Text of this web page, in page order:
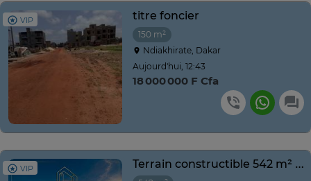
VIP titre foncier
150 m²
Ndiakhirate, Dakar
Aujourd'hui, 12:43
18 000 000 F Cfa
VIP Terrain constructible 542 m² quartier résidentiel calme